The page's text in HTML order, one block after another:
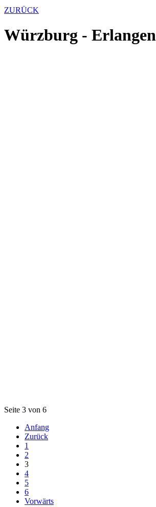
ZURÜCK
Würzburg - Erlangen
Seite 3 von 6
Anfang
Zurück
1
2
3
4
5
6
Vorwärts